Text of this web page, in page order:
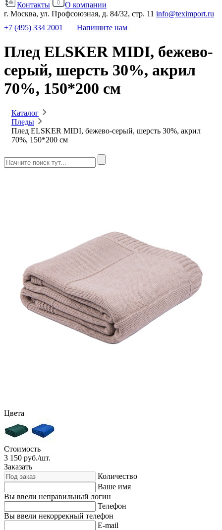
Контакты
О компании
г. Москва, ул. Профсоюзная, д. 84/32, стр. 11 info@teximport.ru
+7 (495) 334 2001
Напишите нам
Плед ELSKER MIDI, бежево-
серый, шерсть 30%, акрил
70%, 150*200 см
Каталог
Пледы
Плед ELSKER MIDI, бежево-серый, шерсть 30%, акрил
70%, 150*200 см
Цвета
Стоимость
3 150 руб./шт.
Заказать
Количество
Ваше имя
Вы ввели неправильный логин
Телефон
Вы ввели некоррекный телефон
E-mail